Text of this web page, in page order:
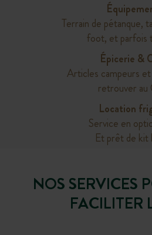
Terrain de pétanque,
foot, et parfois
Épicerie &
Articles campeurs
retrouver
Location
Service en
Et prêt de kit
NOS SERVICES
FACILITER